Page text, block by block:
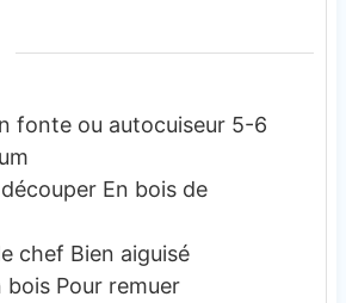
fonte ou autocuiseur 5-6
En bois de
chef Bien aiguisé
bois Pour remuer